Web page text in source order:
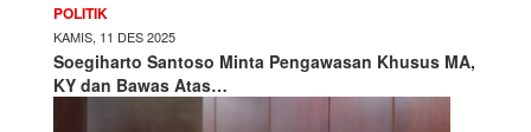
POLITIK
KAMIS, 11 DES 2025
Soegiharto Santoso Minta Pengawasan Khusus MA,
KY dan Bawas Atas…